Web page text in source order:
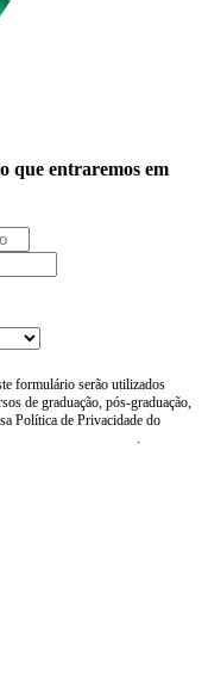
que entraremos em
formulário serão utilizados
de graduação, pós-graduação,
Política de Privacidade do
.